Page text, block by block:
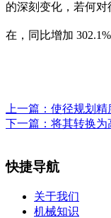
的深刻变化，若何
在，同比增加 302.1%
上一篇： 使径规划精
下一篇： 将其转换为
快捷导航
关于我们
机械知识